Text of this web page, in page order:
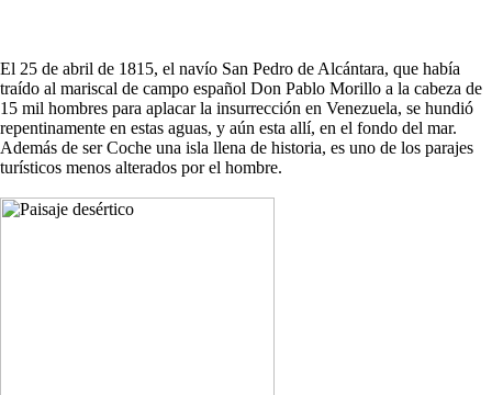
El 25 de abril de 1815, el navío San Pedro de Alcántara, que había
traído al mariscal de campo español Don Pablo Morillo a la cabeza de
15 mil hombres para aplacar la insurrección en Venezuela, se hundió
repentinamente en estas aguas, y aún esta allí, en el fondo del mar.
Además de ser Coche una isla llena de historia, es uno de los parajes
turísticos menos alterados por el hombre.